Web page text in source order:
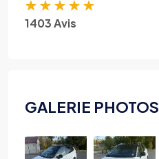
★ ★ ★ ★ ★
1403 Avis
GALERIE PHOTOS